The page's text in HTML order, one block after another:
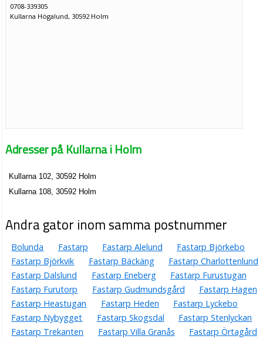
0708-339305
Kullarna Högalund, 30592 Holm
Adresser på Kullarna i Holm
Kullarna 102, 30592 Holm
Kullarna 108, 30592 Holm
Andra gator inom samma postnummer
Bolunda Fastarp Fastarp Alelund
Fastarp Björkebo
Fastarp Björkvik
Fastarp Bäckäng
Fastarp Charlottenlund
Fastarp Dalslund
Fastarp Eneberg
Fastarp Furustugan
Fastarp Furutorp
Fastarp Gudmundsgård
Fastarp Hagen
Fastarp Heastugan
Fastarp Heden
Fastarp Lyckebo
Fastarp Nybygget
Fastarp Skogsdal
Fastarp Stenlyckan
Fastarp Trekanten
Fastarp Villa Granås
Fastarp Örtagård